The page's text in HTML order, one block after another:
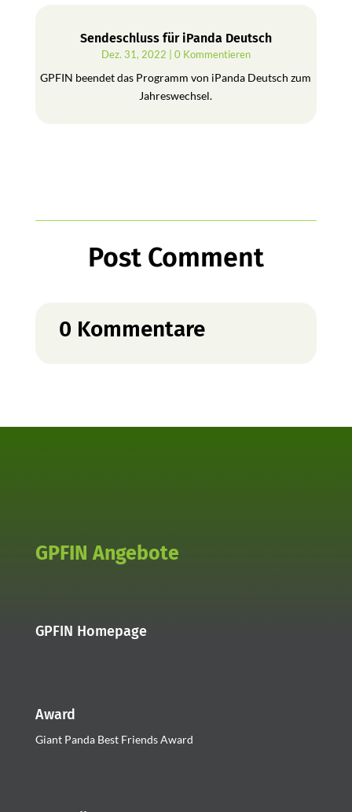
Sendeschluss für iPanda Deutsch
Dez. 31, 2022 | 0 Kommentieren
GPFIN beendet das Programm von iPanda Deutsch zum
Jahreswechsel.
Post Comment
0 Kommentare
GPFIN Angebote
GPFIN Homepage
Award
Giant Panda Best Friends Award